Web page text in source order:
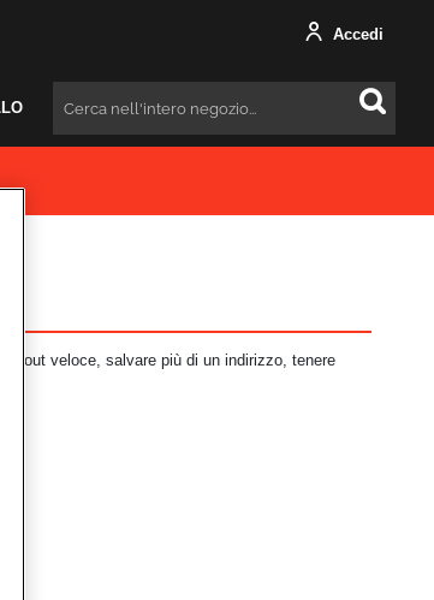
Accedi
Cercare
out veloce, salvare più di un indirizzo, tenere